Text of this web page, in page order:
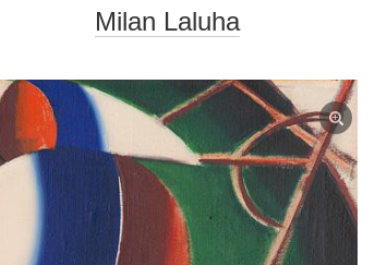
Milan Laluha